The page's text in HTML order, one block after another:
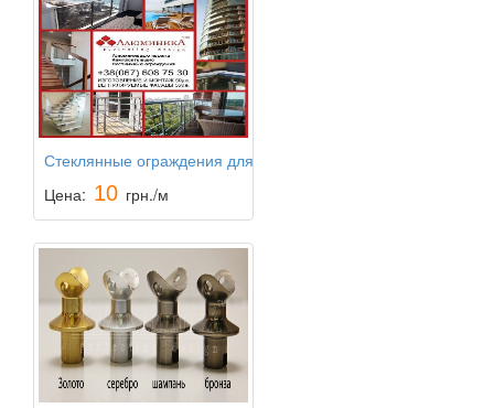
Стеклянные ограждения для
лестниц
Цена: 10 грн./м